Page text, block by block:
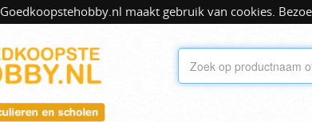
Goedkoopstehobby.nl maakt gebruik van cookies.